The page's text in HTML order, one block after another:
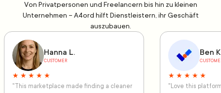
Von Privatpersonen und Freelancern bis hin zu kleinen
Unternehmen – A4ord hilft Dienstleistern, ihr Geschäft
auszubauen.
Hanna L.
CUSTOMER
★ ★ ★ ★ ★
"This marketplace made finding a cleaner
Ben
★ ★ ★ ★ ★
"Love this